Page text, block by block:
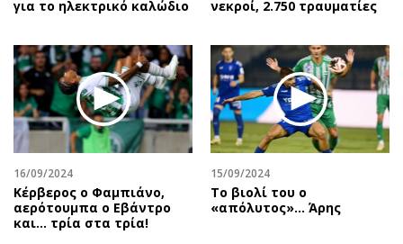
για το ηλεκτρικό καλώδιο
νεκροί, 2.750 τραυματίες
16/09/2024
Κέρβερος ο Φαμπιάνο,
αερότουμπα ο Εβάντρο
και… τρία στα τρία!
15/09/2024
Το βιολί του ο
«απόλυτος»… Άρης